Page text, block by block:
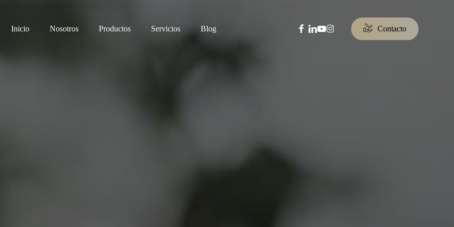
Inicio Nosotros Productos Servicios Blog facebook
linkedin
youtube
instagram Contacto